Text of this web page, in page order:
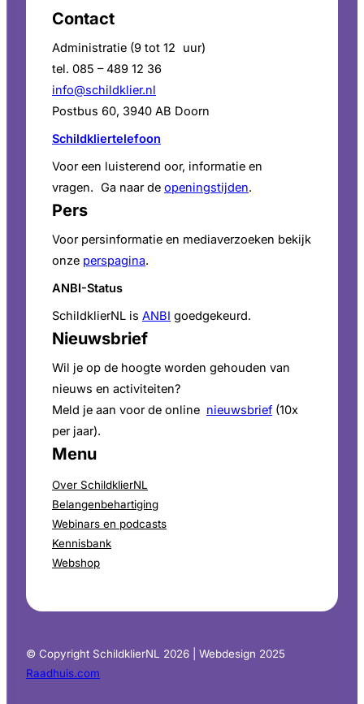
Contact
Administratie (9 tot 12 uur)
tel. 085 – 489 12 36
info@schildklier.nl
Postbus 60, 3940 AB Doorn
Schildkliertelefoon
Voor een luisterend oor, informatie en
vragen. Ga naar de openingstijden.
Pers
Voor persinformatie en mediaverzoeken bekijk
onze perspagina.
ANBI-Status
SchildklierNL is ANBI goedgekeurd.
Nieuwsbrief
Wil je op de hoogte worden gehouden van
nieuws en activiteiten?
Meld je aan voor de online nieuwsbrief (10x
per jaar).
Menu
Over SchildklierNL
Belangenbehartiging
Webinars en podcasts
Kennisbank
Webshop
© Copyright SchildklierNL 2026 | Webdesign 2025
Raadhuis.com